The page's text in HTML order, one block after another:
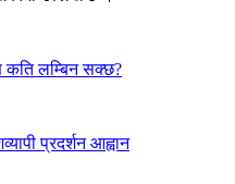
कति लम्बिन सक्छ?
प्रदर्शन आह्वान